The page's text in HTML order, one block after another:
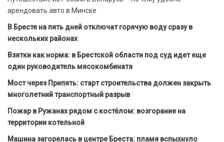
арендовать авто в Минске
В Бресте на пять дней отключат горячую воду сразу в
нескольких районах
Взятки как норма: в Брестской области под суд идет еще
один руководитель мясокомбината
Мост через Припять: старт строительства должен закрыть
многолетний транспортный разрыв
Пожар в Ружанах рядом с костёлом: возгорание на
территории котельной
Машина загорелась в центре Бреста: пламя вспыхнуло